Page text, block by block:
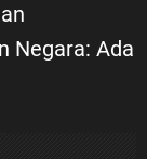
Negara: Ada